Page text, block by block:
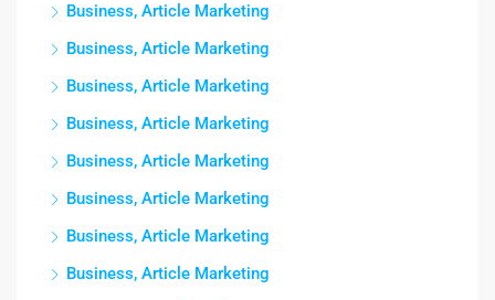
Business, Article Marketing
Business, Article Marketing
Business, Article Marketing
Business, Article Marketing
Business, Article Marketing
Business, Article Marketing
Business, Article Marketing
Business, Article Marketing